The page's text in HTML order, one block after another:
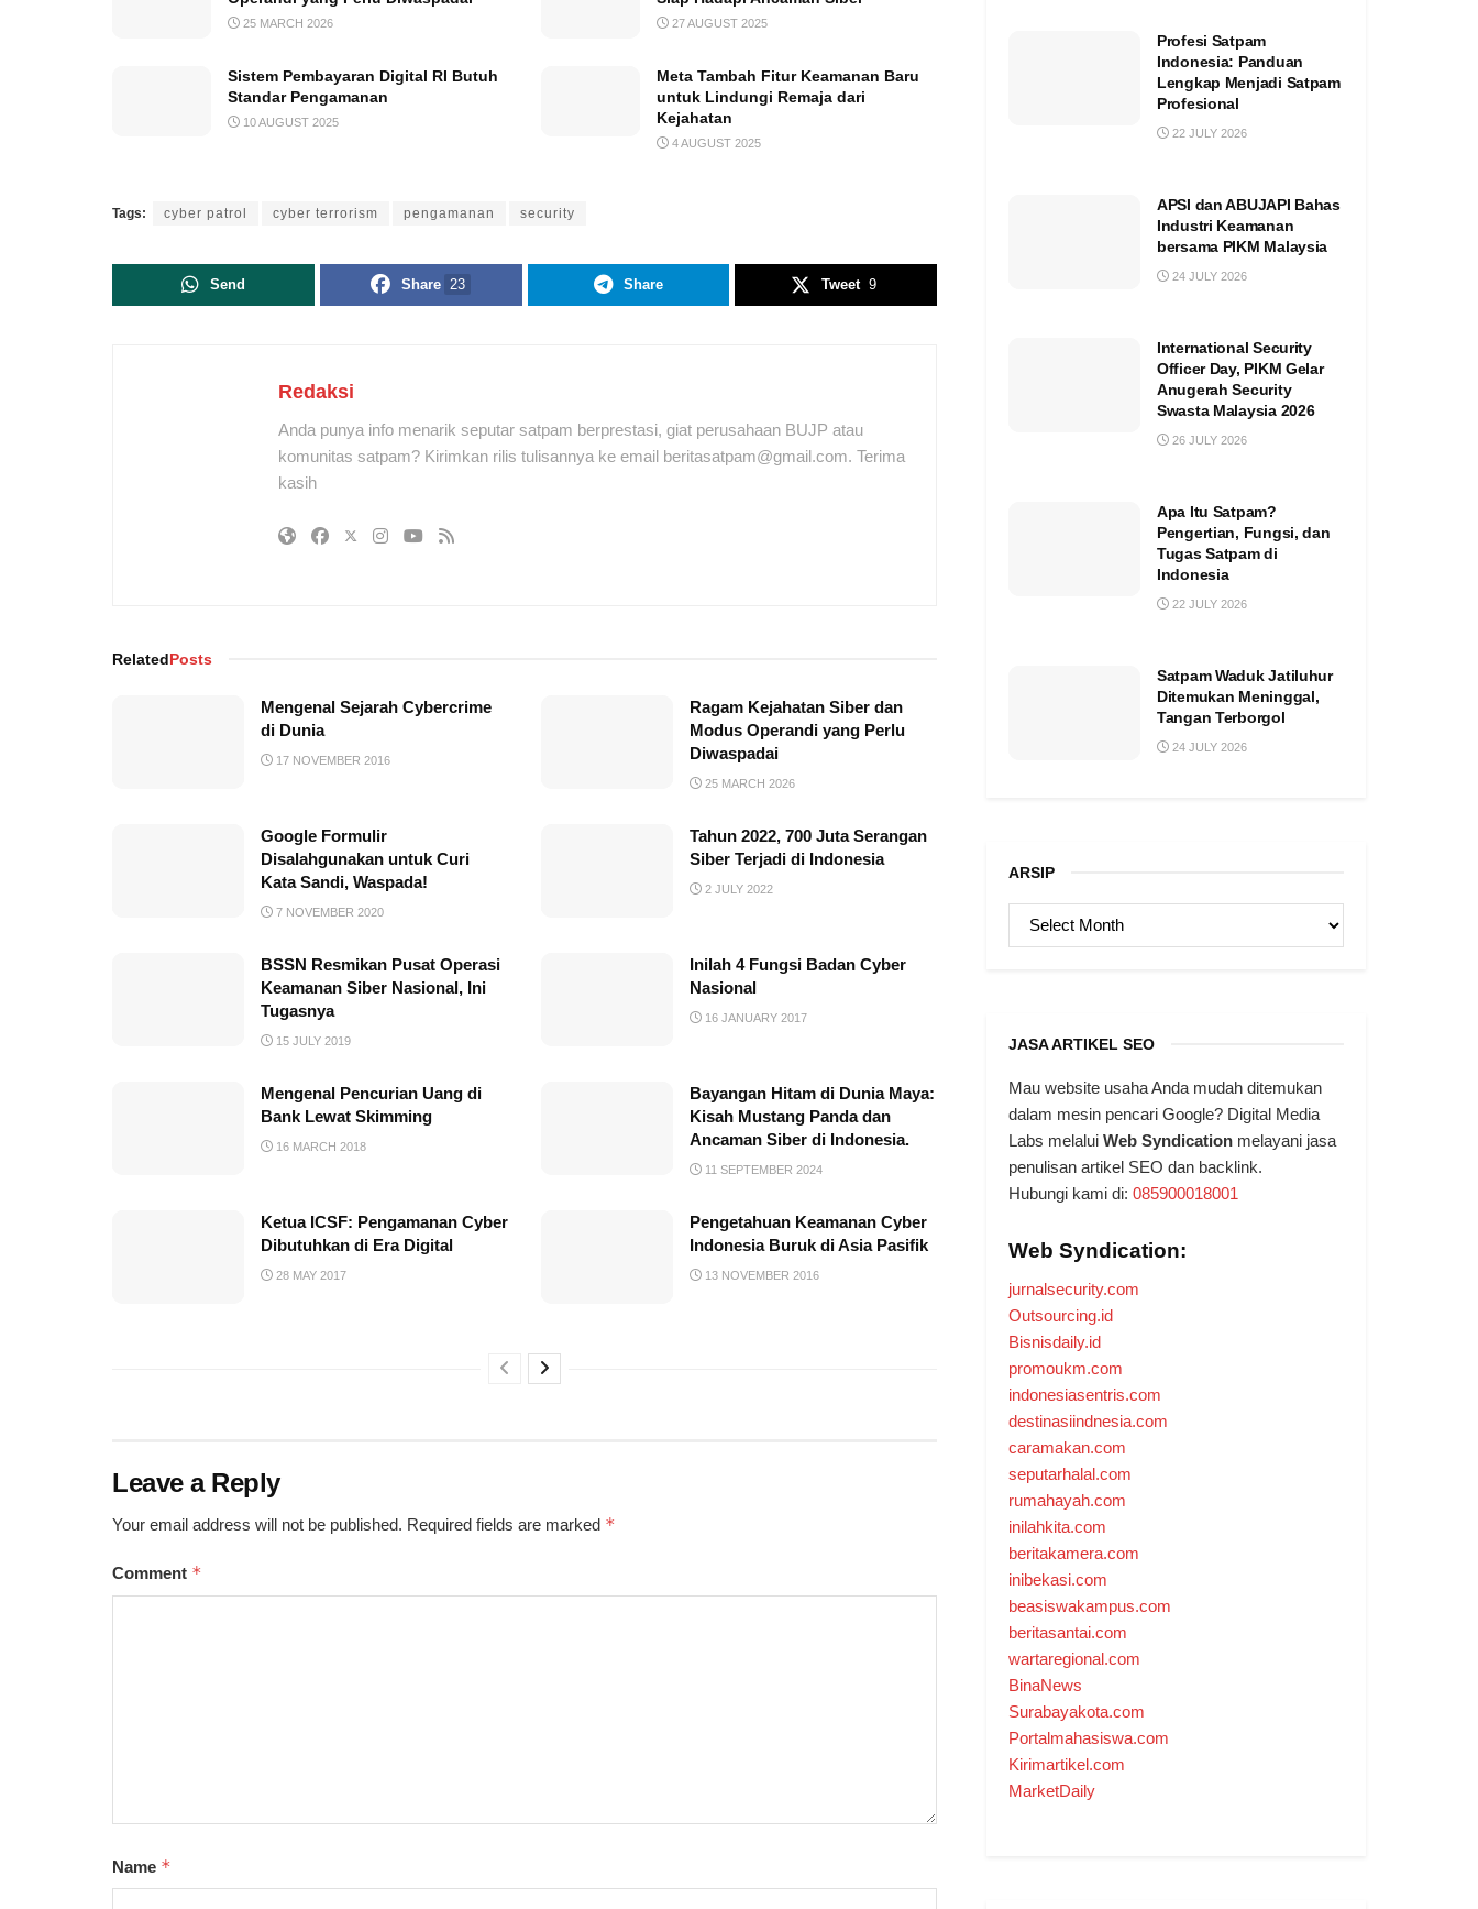
25 MARCH 2026 27 AUGUST 2025
Sistem Pembayaran Digital RI Butuh
Standar Pengamanan
10 AUGUST 2025
Meta Tambah Fitur Keamanan Baru
untuk Lindungi Remaja dari
Kejahatan
4 AUGUST 2025
Tags: cyber patrol cyber terrorism pengamanan security
Send Share 23 Share Tweet 9
Redaksi
Anda punya info menarik seputar satpam berprestasi, giat perusahaan BUJP atau
komunitas satpam? Kirimkan rilis tulisannya ke email beritasatpam@gmail.com. Terima
kasih
RelatedPosts
Mengenal Sejarah Cybercrime
di Dunia
17 NOVEMBER 2016
Ragam Kejahatan Siber dan
Modus Operandi yang Perlu
Diwaspadai
25 MARCH 2026
Google Formulir
Disalahgunakan untuk Curi
Kata Sandi, Waspada!
7 NOVEMBER 2020
Tahun 2022, 700 Juta Serangan
Siber Terjadi di Indonesia
2 JULY 2022
BSSN Resmikan Pusat Operasi
Keamanan Siber Nasional, Ini
Tugasnya
15 JULY 2019
Inilah 4 Fungsi Badan Cyber
Nasional
16 JANUARY 2017
Mengenal Pencurian Uang di
Bank Lewat Skimming
16 MARCH 2018
Bayangan Hitam di Dunia Maya:
Kisah Mustang Panda dan
Ancaman Siber di Indonesia.
11 SEPTEMBER 2024
Ketua ICSF: Pengamanan Cyber
Dibutuhkan di Era Digital
28 MAY 2017
Pengetahuan Keamanan Cyber
Indonesia Buruk di Asia Pasifik
13 NOVEMBER 2016
Leave a Reply
Your email address will not be published. Required fields are marked *
Comment *
Name *
Profesi Satpam
Indonesia: Panduan
Lengkap Menjadi Satpam
Profesional
22 JULY 2026
APSI dan ABUJAPI Bahas
Industri Keamanan
bersama PIKM Malaysia
24 JULY 2026
International Security
Officer Day, PIKM Gelar
Anugerah Security
Swasta Malaysia 2026
26 JULY 2026
Apa Itu Satpam?
Pengertian, Fungsi, dan
Tugas Satpam di
Indonesia
22 JULY 2026
Satpam Waduk Jatiluhur
Ditemukan Meninggal,
Tangan Terborgol
24 JULY 2026
ARSIP
ARSIP
JASA ARTIKEL SEO
Mau website usaha Anda mudah ditemukan
dalam mesin pencari Google? Digital Media
Labs melalui Web Syndication melayani jasa
penulisan artikel SEO dan backlink.
Hubungi kami di: 085900018001
Web Syndication:
jurnalsecurity.com
Outsourcing.id
Bisnisdaily.id
promoukm.com
indonesiasentris.com
destinasiindnesia.com
caramakan.com
seputarhalal.com
rumahayah.com
inilahkita.com
beritakamera.com
inibekasi.com
beasiswakampus.com
beritasantai.com
wartaregional.com
BinaNews
Surabayakota.com
Portalmahasiswa.com
Kirimartikel.com
MarketDaily